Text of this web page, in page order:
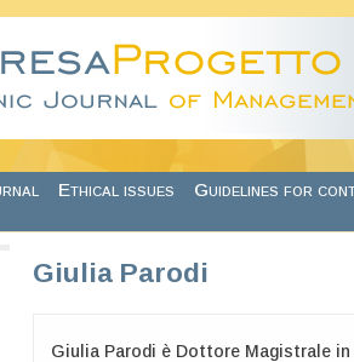
Ethical issues Guidelines for
Giulia Parodi
Giulia Parodi è Dottore Magistrale in